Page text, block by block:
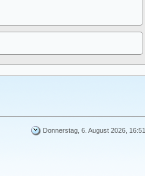
Donnerstag, 6. August 2026, 16:51